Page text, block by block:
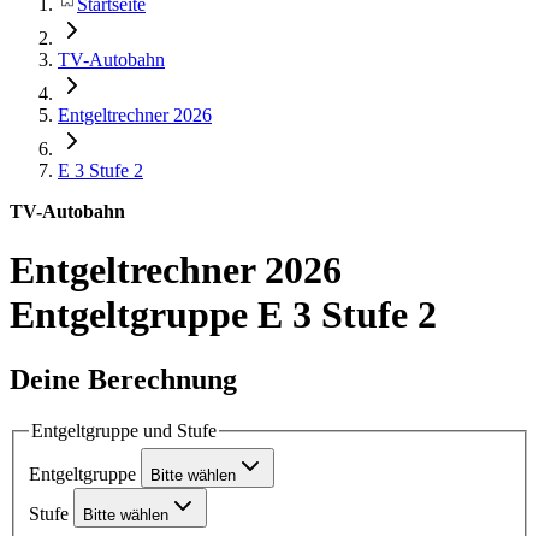
Startseite
TV-Autobahn
Entgeltrechner 2026
E 3 Stufe 2
TV-Autobahn
Entgeltrechner 2026
Entgeltgruppe E 3 Stufe 2
Deine Berechnung
Entgeltgruppe und Stufe
Entgeltgruppe Bitte wählen
Stufe Bitte wählen